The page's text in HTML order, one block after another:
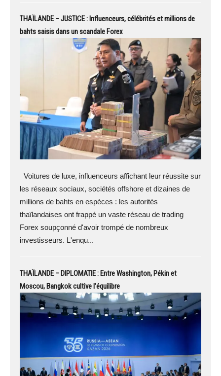
THAÏLANDE – JUSTICE : Influenceurs, célébrités et millions de
bahts saisis dans un scandale Forex
Voitures de luxe, influenceurs affichant leur réussite sur
les réseaux sociaux, sociétés offshore et dizaines de
millions de bahts en espèces : les autorités
thaïlandaises ont frappé un vaste réseau de trading
Forex soupçonné d'avoir trompé de nombreux
investisseurs. L'enqu...
THAÏLANDE – DIPLOMATIE : Entre Washington, Pékin et
Moscou, Bangkok cultive l’équilibre